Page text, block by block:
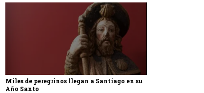
Miles de peregrinos llegan a Santiago en su
Año Santo